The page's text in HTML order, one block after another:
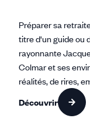
Préparer sa
titre d'un guide ou
rayonnante
Colmar et ses
réalités, de rires,
Découvrir